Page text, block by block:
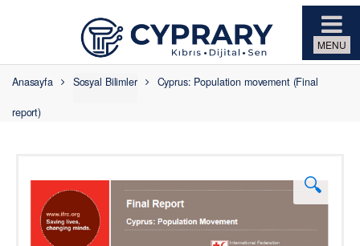
Anasayfa Sosyal Bilimler Cyprus: Population movement (Final
report)
🔍